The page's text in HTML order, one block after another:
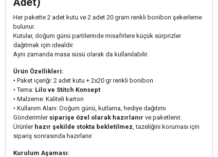
Her pakette 2 adet kutu ve 2 adet 20 gram renkli bonibon şekerleme
bulunur.
Kutular, doğum günü partilerinde misafirlere küçük sürprizler
dağıtmak için idealdir.
Aynı zamanda masa süsü olarak da kullanılabilir.
Ürün Özellikleri:
• Paket içeriği: 2 adet kutu + 2x20 gr renkli bonibon
• Tema: Lilo ve Stitch Konsept
• Malzeme: Kaliteli karton
• Kullanım Alanı: Doğum günü, kutlama, hediye dağıtımı
Gönderimler siparişe özel olarak hazırlanır ve paketlenir.
Ürünler hazır şekilde stokta bekletilmez, tazeliğini koruması için
sipariş sonrasında hazırlanır.
Kurulum Aşaması: